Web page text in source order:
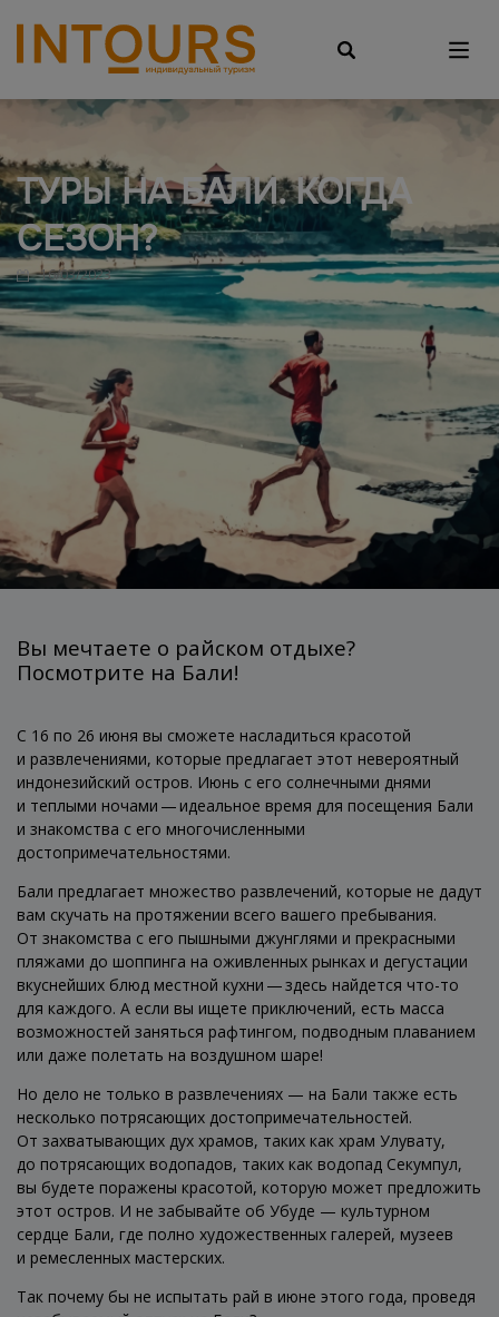
ТУРЫ НА БАЛИ. КОГДА
СЕЗОН?
16/03/2023
Вы мечтаете о райском отдыхе?
Посмотрите на Бали!
С 16 по 26 июня вы сможете насладиться красотой
и развлечениями, которые предлагает этот невероятный
индонезийский остров. Июнь с его солнечными днями
и теплыми ночами — идеальное время для посещения Бали
и знакомства с его многочисленными
достопримечательностями.
Бали предлагает множество развлечений, которые не дадут
вам скучать на протяжении всего вашего пребывания.
От знакомства с его пышными джунглями и прекрасными
пляжами до шоппинга на оживленных рынках и дегустации
вкуснейших блюд местной кухни — здесь найдется что-то
для каждого. А если вы ищете приключений, есть масса
возможностей заняться рафтингом, подводным плаванием
или даже полетать на воздушном шаре!
Но дело не только в развлечениях — на Бали также есть
несколько потрясающих достопримечательностей.
От захватывающих дух храмов, таких как храм Улувату,
до потрясающих водопадов, таких как водопад Секумпул,
вы будете поражены красотой, которую может предложить
этот остров. И не забывайте об Убуде — культурном
сердце Бали, где полно художественных галерей, музеев
и ремесленных мастерских.
Так почему бы не испытать рай в июне этого года, проведя